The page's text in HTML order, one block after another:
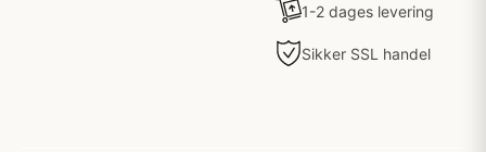
1-2 dages levering
Sikker SSL handel